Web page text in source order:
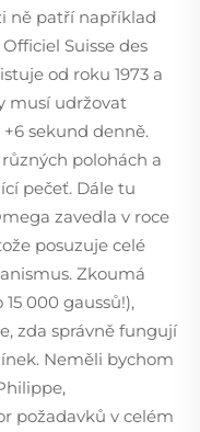
ně patří například
Suisse des
od roku 1973 a
musí udržovat
sekund denně.
polohách a
pečeť. Dále tu
zavedla v roce
posuzuje celé
Zkoumá
000 gaussů!),
zda správně fungují
Neměli bychom
požadavků v celém